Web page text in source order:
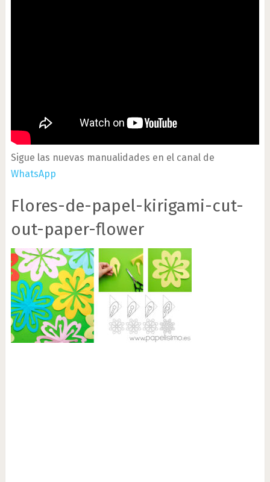
Sigue las nuevas manualidades en el canal de
WhatsApp
Flores-de-papel-kirigami-cut-
out-paper-flower